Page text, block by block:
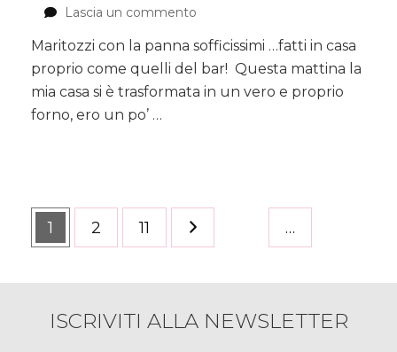
Lascia un commento
con
la
panna
Maritozzi con la panna sofficissimi …fatti in casa
proprio come quelli del bar! Questa mattina la
mia casa si è trasformata in un vero e proprio
forno, ero un po’ …
Paginazione
degli
Pagina
1 Pagina
2 …
Pagina
11
ISCRIVITI ALLA NEWSLETTER